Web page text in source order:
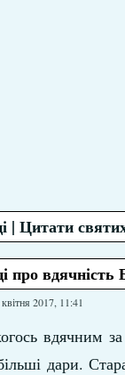
| Цитати
про вдячність
2017, 11:41
вдячним
дари.